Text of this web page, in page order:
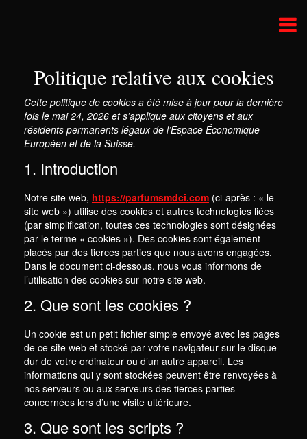
Politique relative aux cookies
Cette politique de cookies a été mise à jour pour la dernière
fois le mai 24, 2026 et s’applique aux citoyens et aux
résidents permanents légaux de l’Espace Économique
Européen et de la Suisse.
1. Introduction
Notre site web, https://parfumsmdci.com (ci-après : « le
site web ») utilise des cookies et autres technologies liées
(par simplification, toutes ces technologies sont désignées
par le terme « cookies »). Des cookies sont également
placés par des tierces parties que nous avons engagées.
Dans le document ci-dessous, nous vous informons de
l’utilisation des cookies sur notre site web.
2. Que sont les cookies ?
Un cookie est un petit fichier simple envoyé avec les pages
de ce site web et stocké par votre navigateur sur le disque
dur de votre ordinateur ou d’un autre appareil. Les
informations qui y sont stockées peuvent être renvoyées à
nos serveurs ou aux serveurs des tierces parties
concernées lors d’une visite ultérieure.
3. Que sont les scripts ?